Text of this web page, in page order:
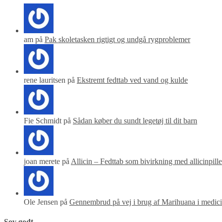
am på Pak skoletasken rigtigt og undgå rygproblemer
rene lauritsen på Ekstremt fedttab ved vand og kulde
Fie Schmidt på Sådan køber du sundt legetøj til dit barn
joan merete påAllicin – Fedttab som bivirkning med
Ole Jensen på Gennembrud på vej i brug af Marihuana i